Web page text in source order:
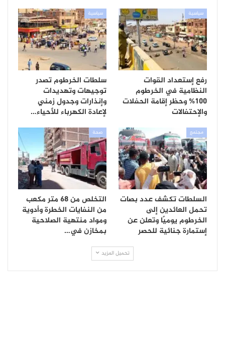
سياسية
رفع إستعداد القوات
النظامية في الخرطوم
100% وحظر إقامة الحفلات
والإحتفالات
سياسية
سلطات الخرطوم تصدر
توجيهات وتهديدات
وإنذارات وجدول زمني
لإعادة الكهرباء للأحياء…
مجتمع
السلطات تكشف عدد بصات
تحمل العائدين إلى
الخرطوم يوميًا وتعلن عن
إستمارة جنائية للحصر
صحة
التخلص من 68 متر مكعب
من النفايات الخطرة وأدوية
ومواد منتهية الصلاحية
بمخازن في…
تحميل المزيد